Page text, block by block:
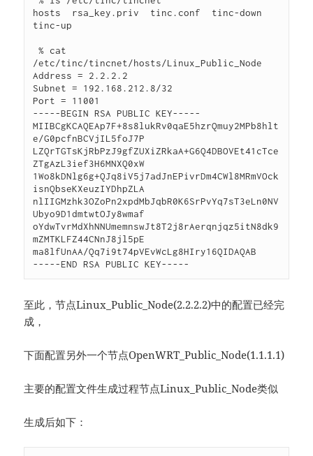
hosts  rsa_key.priv  tinc.conf	tinc-down
tinc-up
% cat
/etc/tinc/tincnet/hosts/Linux_Public_Node
Address = 2.2.2.2
Subnet = 192.168.212.8/32
Port = 11001
-----BEGIN RSA PUBLIC KEY-----
MIIBCgKCAQEAp7F+8s8lukRv0qaE5hzrQmuy2MPb8hlt
e/G0pcfnBCVjIL5foJ7P
LZQrTGTsKjRbPzJ9gfZUXiZRkaA+G6Q4DBOVEt41cTce
ZTgAzL3ief3H6MNXQ0xW
1Wo8kDNlg6g+QJq8iV5j7adJnEPivrDm4CWl8MRmVOck
isnQbseKXeuzIYDhpZLA
nlIIGMzhk3OZoPn2xpdMbJqbR0K6SrPvYq7sT3eLn0NV
Ubyo9D1dmtwtOJy8wmaf
oYdwTvrMdXhNNUmemnswJt8T2j8rAerqnjqz5itN8dk9
mZMTKLFZ44CNnJ8jl5pE
ma8lfUnAA/Qq7i9t74pVEvWcLg8HIry16QIDAQAB
-----END RSA PUBLIC KEY-----
至此，节点Linux_Public_Node(2.2.2.2)中的配置已经完
成，
下面配置另外一个节点OpenWRT_Public_Node(1.1.1.1)
主要的配置文件生成过程节点Linux_Public_Node类似
生成后如下：